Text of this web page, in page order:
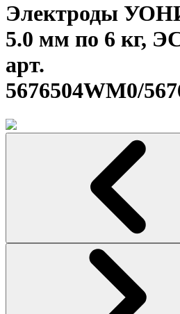
Электроды
5.0 мм по 6 кг,
арт.
5676504WM0/